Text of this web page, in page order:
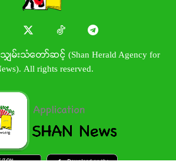
သျှမ်းသံတော်ဆင့် (Shan Herald Agency for
All rights reserved.